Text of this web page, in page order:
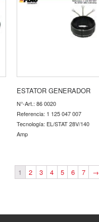
ESTATOR GENERADOR
N°-Art.: 86 0020
Referencia: 1 125 047 007
Tecnología: EL/STAT 28V/140
Amp
1 2 3 4 5 6 7 →